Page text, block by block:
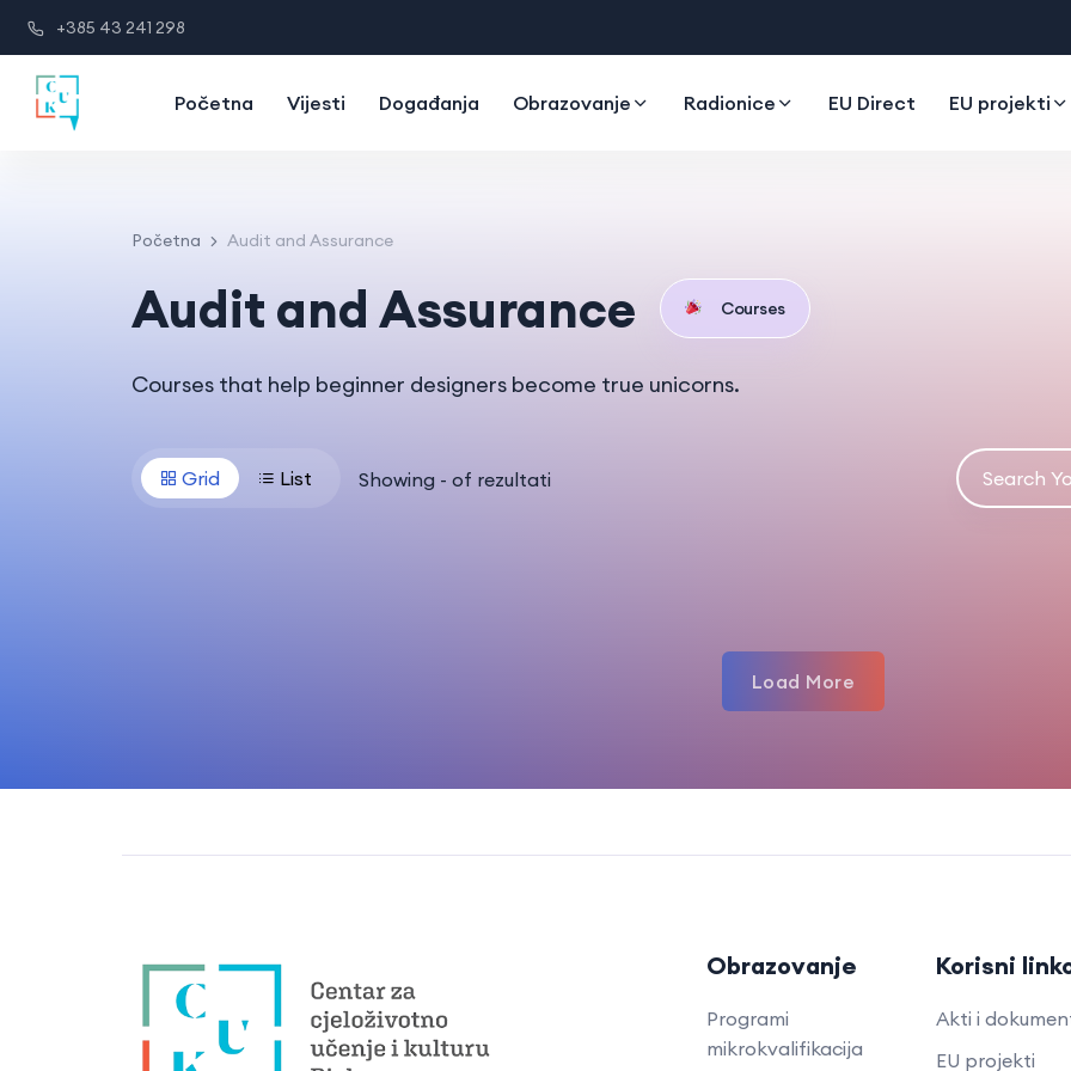
+385 43 241 298
Početna Vijesti Događanja Obrazovanje Radionice EU Direct EU projekti
Početna Audit and Assurance
Audit and Assurance Courses
Courses that help beginner designers become true unicorns.
Grid List Showing - of rezultati
Load More
Obrazovanje
Programi
mikrokvalifikacija
Korisni
Akti i
EU projekti